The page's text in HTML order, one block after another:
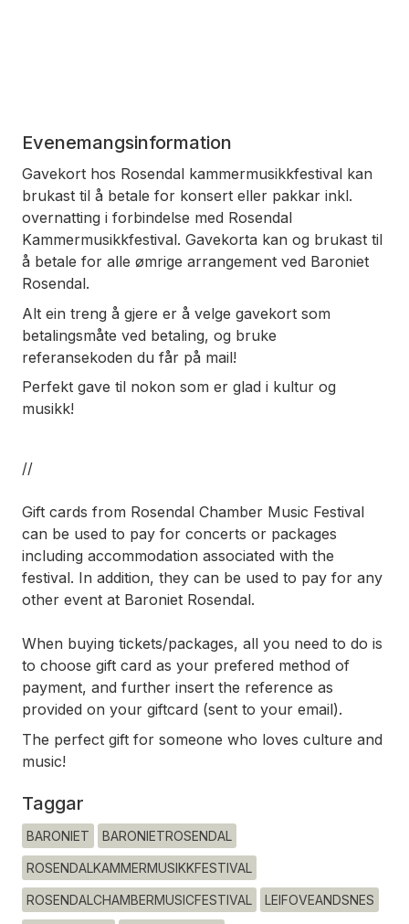
Evenemangsinformation
Gavekort hos Rosendal kammermusikkfestival kan
brukast til å betale for konsert eller pakkar inkl.
overnatting i forbindelse med Rosendal
Kammermusikkfestival. Gavekorta kan og brukast til
å betale for alle ømrige arrangement ved Baroniet
Rosendal.
Alt ein treng å gjere er å velge gavekort som
betalingsmåte ved betaling, og bruke
referansekoden du får på mail!
Perfekt gave til nokon som er glad i kultur og
musikk!
//
Gift cards from Rosendal Chamber Music Festival
can be used to pay for concerts or packages
including accommodation associated with the
festival. In addition, they can be used to pay for any
other event at Baroniet Rosendal.
When buying tickets/packages, all you need to do is
to choose gift card as your prefered method of
payment, and further insert the reference as
provided on your giftcard (sent to your email).
The perfect gift for someone who loves culture and
music!
Taggar
BARONIET BARONIETROSENDAL
ROSENDALKAMMERMUSIKKFESTIVAL
ROSENDALCHAMBERMUSICFESTIVAL LEIFOVEANDSNES